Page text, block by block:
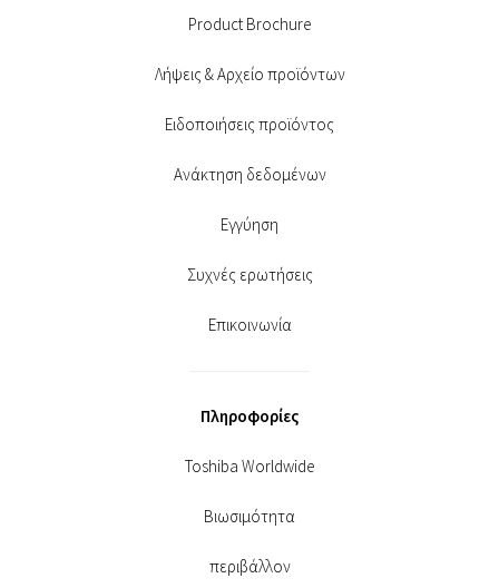
Product Brochure
Λήψεις & Αρχείο προϊόντων
Ειδοποιήσεις προϊόντος
Ανάκτηση δεδομένων
Εγγύηση
Συχνές ερωτήσεις
Επικοινωνία
Πληροφορίες
Toshiba Worldwide
Βιωσιμότητα
περιβάλλον